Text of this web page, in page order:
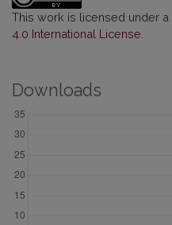
This work is licensed under a
4.0 International License.
Downloads